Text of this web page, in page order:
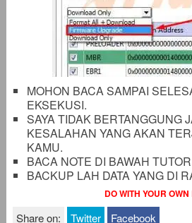
MOHON BACA SAMPAI
EKSEKUSI.
SAYA TIDAK BERTANGGUNG
KESALAHAN YANG AKAN
KAMU.
BACA NOTE DI BAWAH
BACKUP LAH DATA YANG DI
DO WITH YOUR
Share on: Twitter Facebook